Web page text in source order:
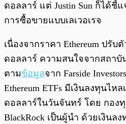
ดอลลาร์ แต่ Justin Sun ก็ได้ชี้
การซื้อขายแบบเลเวอเรจ
เนื่องจากราคา Ethereum ปรับ
ดอลลาร์ ความสนใจจากสถาบั
ตามข้อมูลจาก Farside
Ethereum ETFs มีเงินลงทุนไห
ดอลลาร์ในวันจันทร์ โดย กองทุ
BlackRock เป็นผู้นำ ด้วยเงินล